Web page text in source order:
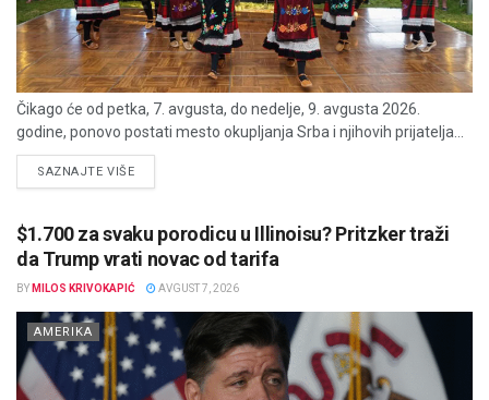
Čikago će od petka, 7. avgusta, do nedelje, 9. avgusta 2026.
godine, ponovo postati mesto okupljanja Srba i njihovih prijatelja...
SAZNAJTE VIŠEDETAILS
$1.700 za svaku porodicu u Illinoisu? Pritzker traži
da Trump vrati novac od tarifa
BY MILOS KRIVOKAPIĆ AVGUST 7, 2026
AMERIKA